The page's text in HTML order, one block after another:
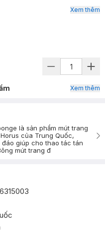
Xem thêm
Xem thêm
là sản phẩm mút trang
của Trung Quốc,
giúp cho thao tác tán
mút trang đ